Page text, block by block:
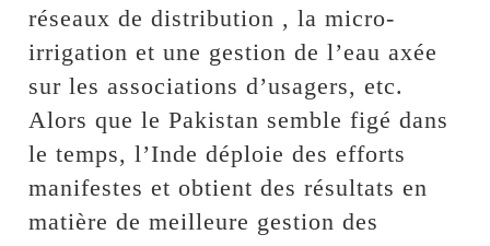
réseaux de distribution , la micro-
irrigation et une gestion de l’eau axée
sur les associations d’usagers, etc.
Alors que le Pakistan semble figé dans
le temps, l’Inde déploie des efforts
manifestes et obtient des résultats en
matière de meilleure gestion des